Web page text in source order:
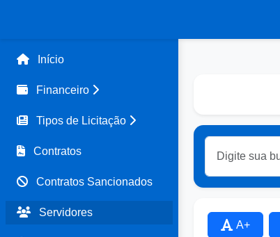
Início
Financeiro
Tipos de Licitação
Contratos
Contratos Sancionados
Servidores
A+